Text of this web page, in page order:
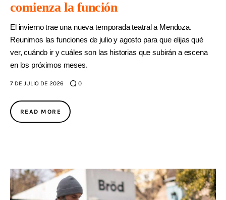
comienza la función
El invierno trae una nueva temporada teatral a Mendoza.
Reunimos las funciones de julio y agosto para que elijas qué
ver, cuándo ir y cuáles son las historias que subirán a escena
en los próximos meses.
7 DE JULIO DE 2026 0
READ MORE